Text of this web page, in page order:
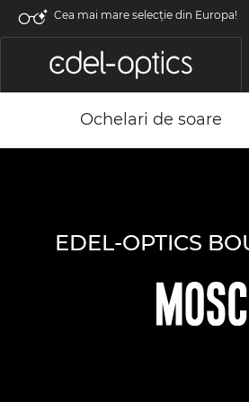
Cea mai mare selecție din Europa!
Ochelari de soare
EDEL-OPTICS